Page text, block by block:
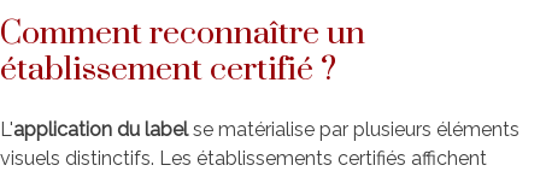
Comment reconnaître un
établissement certifié ?
L'application du labelse matérialise par plusieurs éléments
visuels distinctifs. Les établissements certifiés affichent